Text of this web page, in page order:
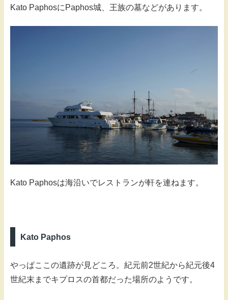
Kato PaphosにPaphos城、王族の墓などがあります。
Kato Paphosは海沿いでレストランが軒を連ねます。
Kato Paphos
やっぱここの遺跡が見どころ。紀元前2世紀から紀元後4
世紀末までキプロスの首都だった場所のようです。